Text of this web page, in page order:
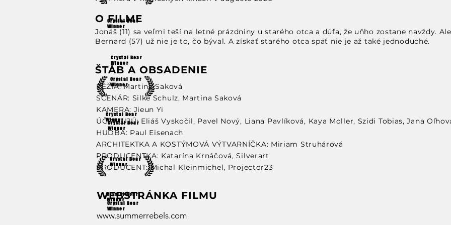
O FILME
Jonáš (11) sa veľmi teší na letné prázdniny u starého otca a dúfa, že uňho zostane navždy.
Bernard (57) už nie je to, čo býval. A získať starého otca späť nie je až také jednoduché.
ŠTÁB A OBSADENIE
RÉŽIA: Martina Saková
SCENÁR: Silke Schulz, Martina Saková
KAMERA: Jieun Yi
ÚČINKUJÚ: Eliáš Vyskočil, Pavel Nový, Liana Pavlíková, Kaya Moller, Szidi Tobias, Jana
HUDBA: Paul Eisenach
ARCHITEKTKA A KOSTÝMOVÁ VÝTVARNÍČKA: Miriam Struhárová
PRODUCENTKA: Katarína Krnáčová, Silverart
PRODUCENT: Michal Kleinmichel, Projector23
Crystal Bear
Winner
Crystal Bear
Winner
Crystal Bear
Winner
Crystal Bear
Winner
Crystal Bear
Winner
Crystal Bear
Winner
Crystal Bear
Winner
Crystal Bear
Winner
www.summerrebels.com
WEBSTRÁNKA FILMU